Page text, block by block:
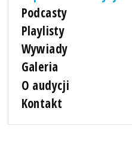
Podcasty
Playlisty
Wywiady
Galeria
O audycji
Kontakt